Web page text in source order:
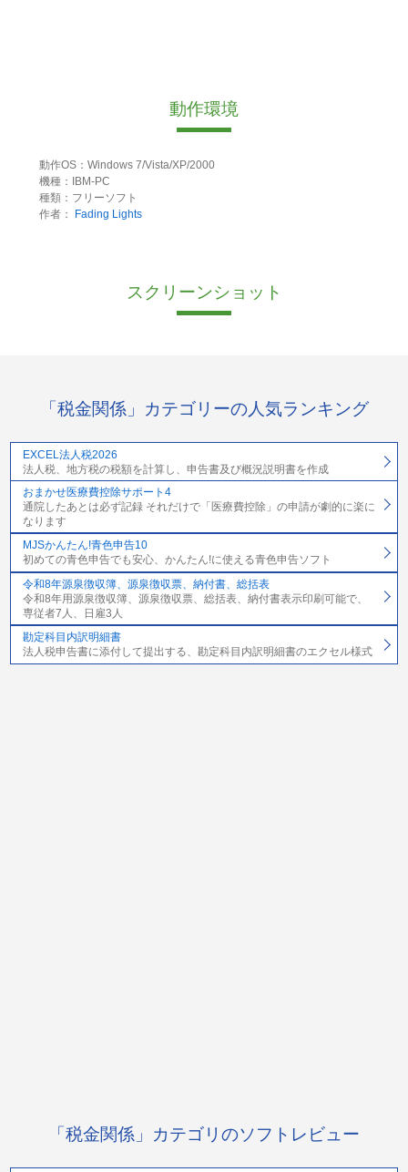
動作環境
動作OS：Windows 7/Vista/XP/2000
機種：IBM-PC
種類：フリーソフト
作者：
Fading Lights
スクリーンショット
「税金関係」カテゴリーの人気ランキング
EXCEL法人税2026
法人税、地方税の税額を計算し、申告書及び概況説明書を作成
おまかせ医療費控除サポート4
通院したあとは必ず記録 それだけで「医療費控除」の申請が劇的に楽に
なります
MJSかんたん!青色申告10
初めての青色申告でも安心、かんたん!に使える青色申告ソフト
令和8年源泉徴収簿、源泉徴収票、納付書、総括表
令和8年用源泉徴収簿、源泉徴収票、総括表、納付書表示印刷可能で、
専従者7人、日雇3人
勘定科目内訳明細書
法人税申告書に添付して提出する、勘定科目内訳明細書のエクセル様式
「税金関係」カテゴリのソフトレビュー